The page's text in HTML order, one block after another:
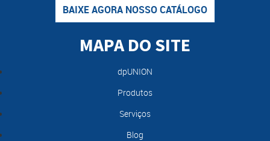
BAIXE AGORA NOSSO CATÁLOGO
MAPA DO SITE
dpUNION
Produtos
Serviços
Blog